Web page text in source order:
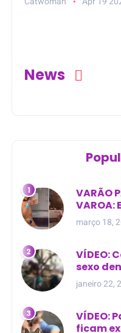
mortos na BR-101
News
VARÃO
março 18,
VÍDEO:
sexo
cima de
janeiro 22,
VÍDEO:
ficam